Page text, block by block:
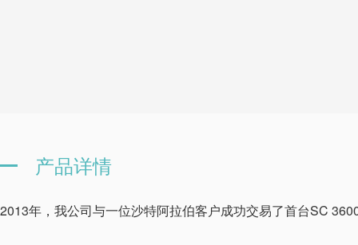
产品详情
2013年，我公司与一位沙特阿拉伯客户成功交易了首台SC